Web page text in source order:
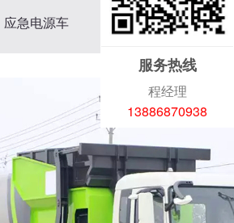
应急电源车 光伏清洗车
服务热线
程经理
13886870938